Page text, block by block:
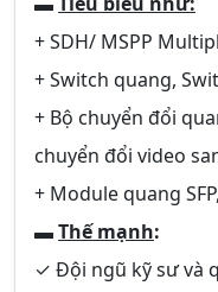
+ SDH/ MSPP
+ Switch quang,
+ Bộ chuyển đổi
chuyển đổi video
+ Module quang
▬Thế mạnh:
✓ Đội ngũ kỹ sư và